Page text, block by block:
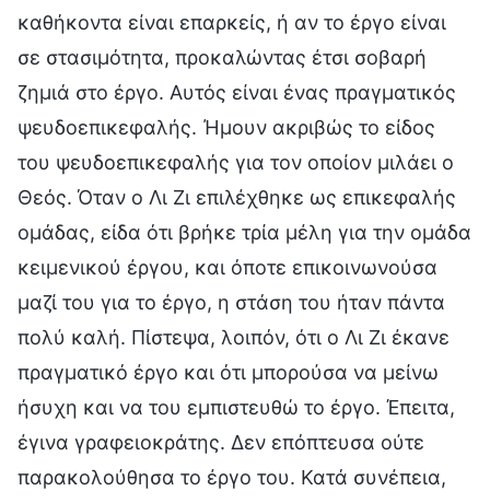
καθήκοντα είναι επαρκείς, ή αν το έργο είναι
σε στασιμότητα, προκαλώντας έτσι σοβαρή
ζημιά στο έργο. Αυτός είναι ένας πραγματικός
ψευδοεπικεφαλής. Ήμουν ακριβώς το είδος
του ψευδοεπικεφαλής για τον οποίον μιλάει ο
Θεός. Όταν ο Λι Ζι επιλέχθηκε ως επικεφαλής
ομάδας, είδα ότι βρήκε τρία μέλη για την ομάδα
κειμενικού έργου, και όποτε επικοινωνούσα
μαζί του για το έργο, η στάση του ήταν πάντα
πολύ καλή. Πίστεψα, λοιπόν, ότι ο Λι Ζι έκανε
πραγματικό έργο και ότι μπορούσα να μείνω
ήσυχη και να του εμπιστευθώ το έργο. Έπειτα,
έγινα γραφειοκράτης. Δεν επόπτευσα ούτε
παρακολούθησα το έργο του. Κατά συνέπεια,